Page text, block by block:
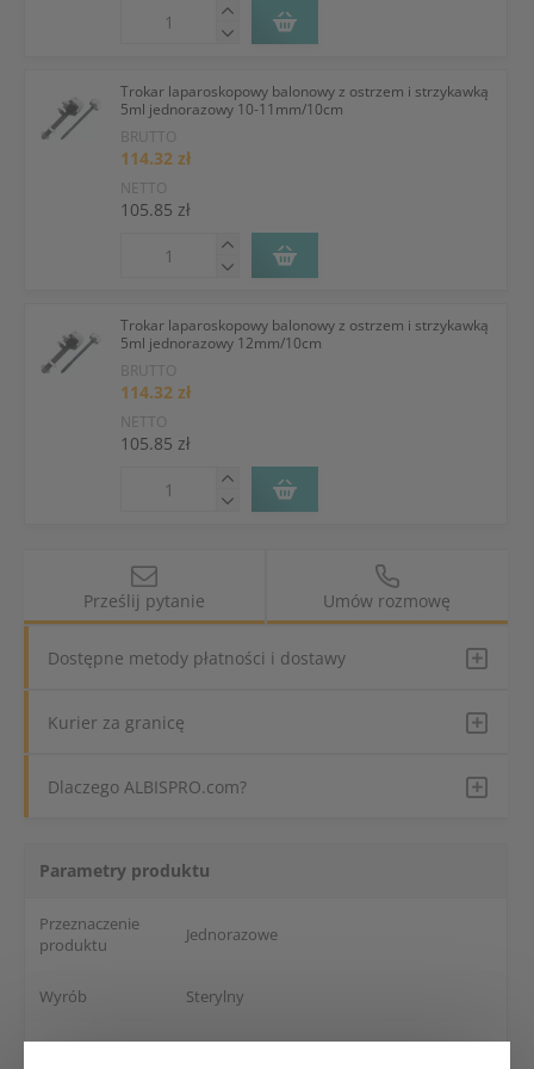
Trokar laparoskopowy balonowy z ostrzem i strzykawką
5ml jednorazowy 10-11mm/10cm
BRUTTO
114.32 zł
NETTO
105.85 zł
Trokar laparoskopowy balonowy z ostrzem i strzykawką
5ml jednorazowy 12mm/10cm
BRUTTO
114.32 zł
NETTO
105.85 zł
Prześlij pytanie Umów rozmowę
Dostępne metody płatności i dostawy
Kurier za granicę
Dlaczego ALBISPRO.com?
Parametry produktu
Przeznaczenie
produktu
Jednorazowe
Wyrób Sterylny
Długość 100 mm